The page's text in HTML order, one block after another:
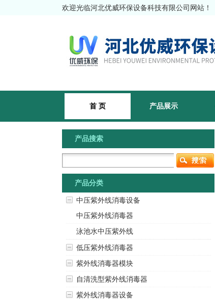
欢迎光临河北优威环保设备科技有限公司网站！
首 页 产品展示
产品搜索
产品分类
中压紫外线消毒设备
中压紫外线消毒器
泳池水中压紫外线
低压紫外线消毒器
紫外线消毒器模块
自清洗型紫外线消毒器
紫外线消毒器设备